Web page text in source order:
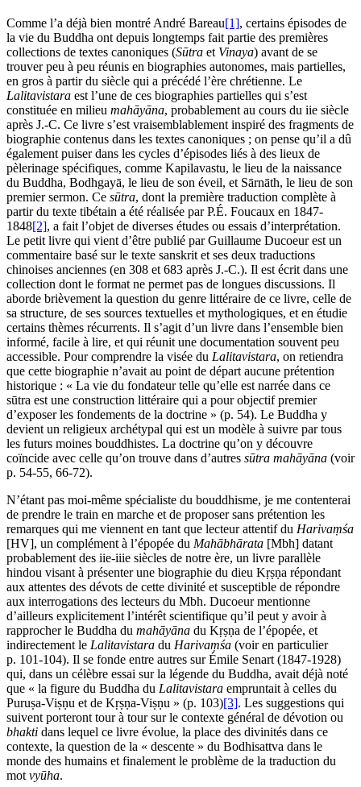
Comme l’a déjà bien montré André Bareau[1], certains épisodes de
la vie du Buddha ont depuis longtemps fait partie des premières
collections de textes canoniques (Sūtra et Vinaya) avant de se
trouver peu à peu réunis en biographies autonomes, mais partielles,
en gros à partir du siècle qui a précédé l’ère chrétienne. Le
Lalitavistara est l’une de ces biographies partielles qui s’est
constituée en milieu mahāyāna, probablement au cours du iie siècle
après J.-C. Ce livre s’est vraisemblablement inspiré des fragments de
biographie contenus dans les textes canoniques ; on pense qu’il a dû
également puiser dans les cycles d’épisodes liés à des lieux de
pèlerinage spécifiques, comme Kapilavastu, le lieu de la naissance
du Buddha, Bodhgayā, le lieu de son éveil, et Sārnāth, le lieu de son
premier sermon. Ce sūtra, dont la première traduction complète à
partir du texte tibétain a été réalisée par P.É. Foucaux en 1847-
1848[2], a fait l’objet de diverses études ou essais d’interprétation.
Le petit livre qui vient d’être publié par Guillaume Ducoeur est un
commentaire basé sur le texte sanskrit et ses deux traductions
chinoises anciennes (en 308 et 683 après J.-C.). Il est écrit dans une
collection dont le format ne permet pas de longues discussions. Il
aborde brièvement la question du genre littéraire de ce livre, celle de
sa structure, de ses sources textuelles et mythologiques, et en étudie
certains thèmes récurrents. Il s’agit d’un livre dans l’ensemble bien
informé, facile à lire, et qui réunit une documentation souvent peu
accessible. Pour comprendre la visée du Lalitavistara, on retiendra
que cette biographie n’avait au point de départ aucune prétention
historique : « La vie du fondateur telle qu’elle est narrée dans ce
sūtra est une construction littéraire qui a pour objectif premier
d’exposer les fondements de la doctrine » (p. 54). Le Buddha y
devient un religieux archétypal qui est un modèle à suivre par tous
les futurs moines bouddhistes. La doctrine qu’on y découvre
coïncide avec celle qu’on trouve dans d’autres sūtra mahāyāna (voir
p. 54-55, 66-72).
N’étant pas moi-même spécialiste du bouddhisme, je me contenterai
de prendre le train en marche et de proposer sans prétention les
remarques qui me viennent en tant que lecteur attentif du Harivaṃśa
[HV], un complément à l’épopée du Mahābhārata [Mbh] datant
probablement des iie-iiie siècles de notre ère, un livre parallèle
hindou visant à présenter une biographie du dieu Kṛṣṇa répondant
aux attentes des dévots de cette divinité et susceptible de répondre
aux interrogations des lecteurs du Mbh. Ducoeur mentionne
d’ailleurs explicitement l’intérêt scientifique qu’il peut y avoir à
rapprocher le Buddha du mahāyāna du Kṛṣṇa de l’épopée, et
indirectement le Lalitavistara du Harivaṃśa (voir en particulier
p. 101-104). Il se fonde entre autres sur Émile Senart (1847-1928)
qui, dans un célèbre essai sur la légende du Buddha, avait déjà noté
que « la figure du Buddha du Lalitavistara empruntait à celles du
Puruṣa-Viṣṇu et de Kṛṣṇa-Viṣṇu » (p. 103)[3]. Les suggestions qui
suivent porteront tour à tour sur le contexte général de dévotion ou
bhakti dans lequel ce livre évolue, la place des divinités dans ce
contexte, la question de la « descente » du Bodhisattva dans le
monde des humains et finalement le problème de la traduction du
mot vyūha.